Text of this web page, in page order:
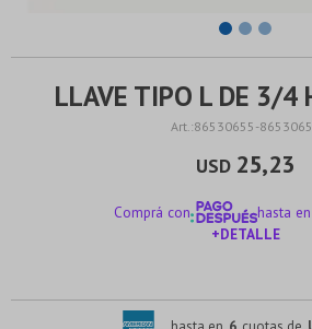
LLAVE TIPO L DE 3/4
86530655-
USD 25,23
Comprá con
hasta
+DETALLE